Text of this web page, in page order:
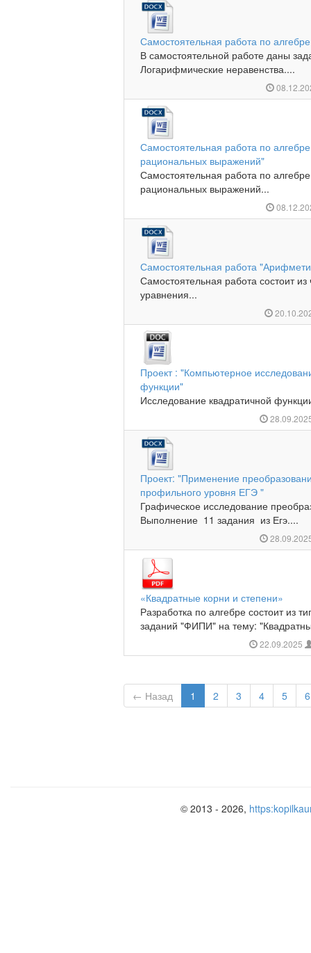
Самостоятельная работа по
В самостоятельной работе даны
Логарифмические неравенства....
Самостоятельная работа по
рациональных выражений"
Самостоятельная работа по
рациональных выражений...
Самостоятельная работа
Самостоятельная работа состоит
уравнения...
Проект : "Компьютерное
функции"
Исследование квадратичной
Проект: "Применение
профильного уровня ЕГЭ "
Графическое исследование
Выполнение 11 задания из Егэ....
«Квадратные корни и степени»
Разработка по алгебре состоит из
заданий "ФИПИ" на тему:
22.09.2025
← Назад 1 2 3 4 5 6
© 2013 - 2026,